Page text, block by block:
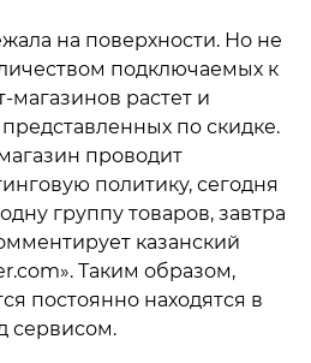
на поверхности. Но не
подключаемых к
растет и
по скидке.
проводит
политику, сегодня
группу товаров, завтра
казанский
Таким образом,
постоянно находятся в
сервисом.